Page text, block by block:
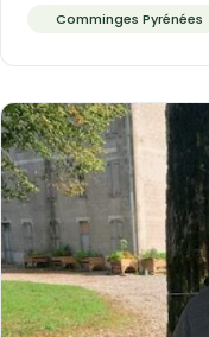
Comminges Pyrénées